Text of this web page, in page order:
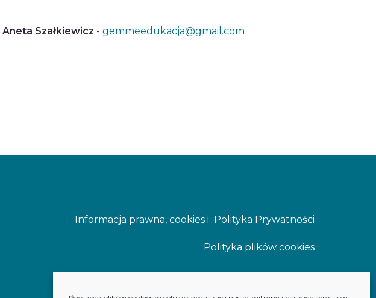
Aneta Szałkiewicz - gemmeedukacja@gmail.com
Informacja prawna, cookies i Polityka Prywatności
Polityka plików cookies